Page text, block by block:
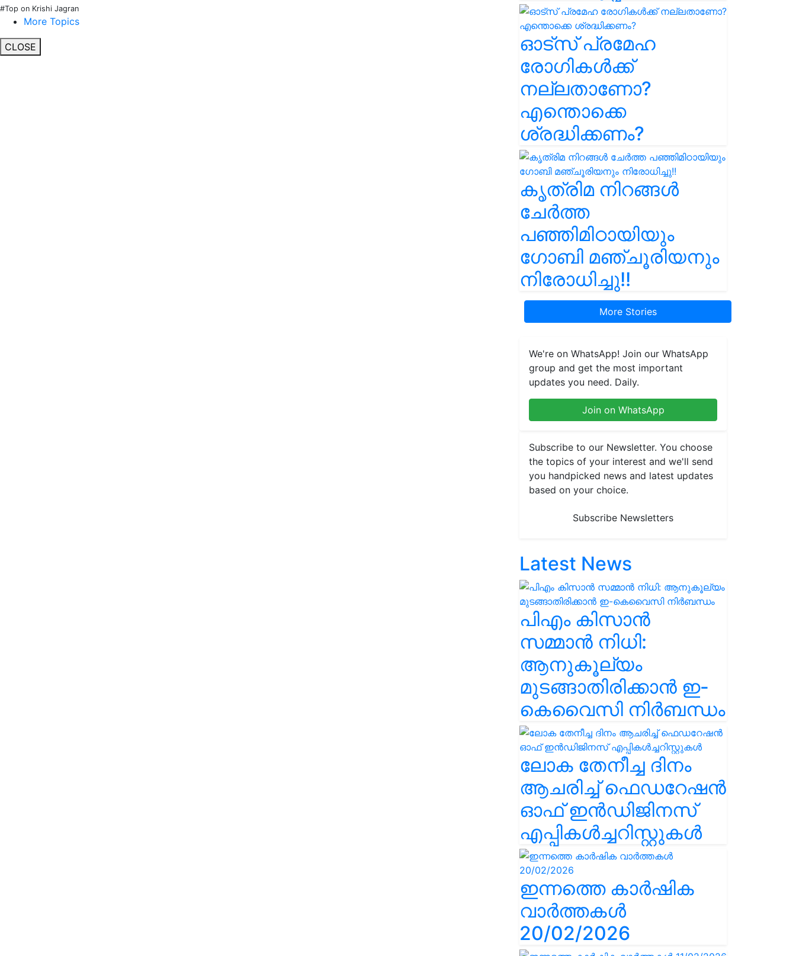
#Top on Krishi Jagran
More Topics
CLOSE
ഓട്സ് പ്രമേഹ
രോഗികൾക്ക്
നല്ലതാണോ?
എന്തൊക്കെ
ശ്രദ്ധിക്കണം?
കൃത്രിമ നിറങ്ങൾ
ചേർത്ത
പഞ്ഞിമിഠായിയും
ഗോബി മഞ്ചൂരിയനും
നിരോധിച്ചു!!
More Stories
We're on WhatsApp! Join our WhatsApp
group and get the most important
updates you need. Daily.
Join on WhatsApp
Subscribe to our Newsletter. You choose
the topics of your interest and we'll send
you handpicked news and latest updates
based on your choice.
Subscribe Newsletters
Latest News
പിഎം കിസാൻ
സമ്മാൻ നിധി:
ആനുകൂല്യം
മുടങ്ങാതിരിക്കാൻ ഇ-
കെവൈസി നിർബന്ധം
ലോക തേനീച്ച ദിനം
ആചരിച്ച് ഫെഡറേഷൻ
ഓഫ് ഇൻഡിജിനസ്
എപ്പികൾച്ചറിസ്റ്റുകൾ
ഇന്നത്തെ കാർഷിക
വാർത്തകൾ
20/02/2026